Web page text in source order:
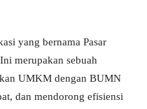
yang bernama Pasar
merupakan sebuah
UMKM dengan BUMN
dan mendorong efisiensi